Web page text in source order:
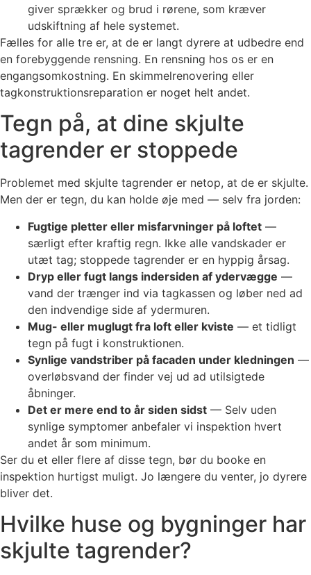
giver sprækker og brud i rørene, som kræver
udskiftning af hele systemet.
Fælles for alle tre er, at de er langt dyrere at udbedre end
en forebyggende rensning. En rensning hos os er en
engangsomkostning. En skimmelrenovering eller
tagkonstruktionsreparation er noget helt andet.
Tegn på, at dine skjulte
tagrender er stoppede
Problemet med skjulte tagrender er netop, at de er skjulte.
Men der er tegn, du kan holde øje med — selv fra jorden:
Fugtige pletter eller misfarvninger på loftet —
særligt efter kraftig regn. Ikke alle vandskader er
utæt tag; stoppede tagrender er en hyppig årsag.
Dryp eller fugt langs indersiden af ydervægge —
vand der trænger ind via tagkassen og løber ned ad
den indvendige side af ydermuren.
Mug- eller muglugt fra loft eller kviste — et tidligt
tegn på fugt i konstruktionen.
Synlige vandstriber på facaden under kledningen —
overløbsvand der finder vej ud ad utilsigtede
åbninger.
Det er mere end to år siden sidst — Selv uden
synlige symptomer anbefaler vi inspektion hvert
andet år som minimum.
Ser du et eller flere af disse tegn, bør du booke en
inspektion hurtigst muligt. Jo længere du venter, jo dyrere
bliver det.
Hvilke huse og bygninger har
skjulte tagrender?